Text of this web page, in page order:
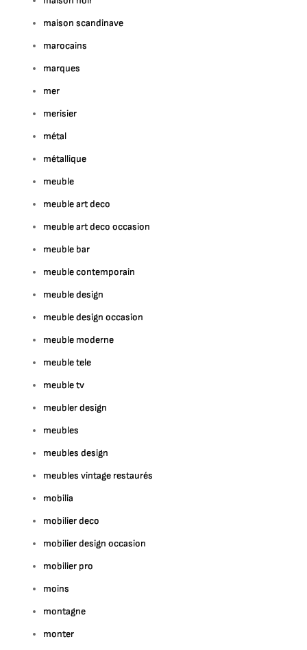
maison scandinave
marocains
marques
mer
merisier
métal
métallique
meuble
meuble art deco
meuble art deco occasion
meuble bar
meuble contemporain
meuble design
meuble design occasion
meuble moderne
meuble tele
meuble tv
meubler design
meubles
meubles design
meubles vintage restaurés
mobilia
mobilier deco
mobilier design occasion
mobilier pro
moins
montagne
monter